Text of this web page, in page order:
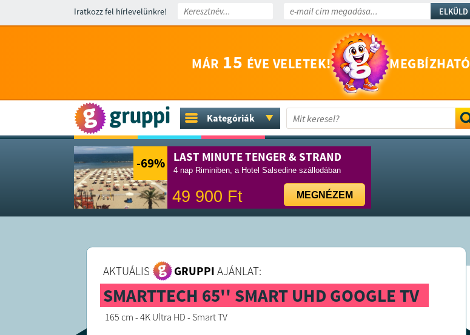
Iratkozz fel hírlevelünkre! ELKÜLD
MÁR 15 ÉVE VELETEK! MEGBÍZHATÓ
Kategóriák
-69% LAST MINUTE TENGER & STRAND
4 nap Riminiben, a Hotel Salsedine szállodában
49 900 Ft MEGNÉZEM
AKTUÁLIS GRUPPI AJÁNLAT:
SMARTTECH 65'' SMART UHD GOOGLE TV
165 cm - 4K Ultra HD - Smart TV